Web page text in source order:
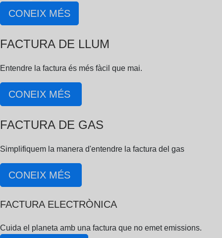
CONEIX MÉS
FACTURA DE LLUM
Entendre la factura és més fàcil que mai.
CONEIX MÉS
FACTURA DE GAS
Simplifiquem la manera d'entendre la factura del gas
CONEIX MÉS
FACTURA ELECTRÒNICA
Cuida el planeta amb una factura que no emet emissions.